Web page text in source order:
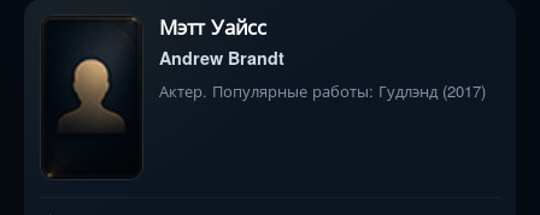
Мэтт Уайсс
Andrew Brandt
Актер. Популярные работы: Гудлэнд (2017)